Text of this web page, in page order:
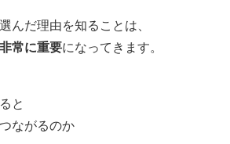
んだ理由を知ることは、
常に重要になってきます。
と
ながるのか